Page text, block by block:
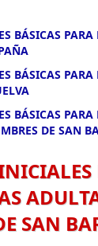
BÁSICAS PARA
BÁSICAS PARA
BÁSICAS PARA
DE SAN
SAN